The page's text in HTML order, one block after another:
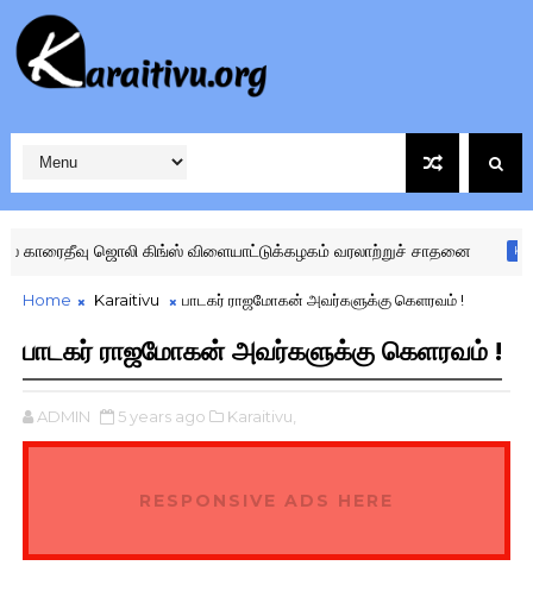
ஜொலி கிங்ஸ் விளையாட்டுக்கழகம் வரலாற்றுச் சாதனை
Home Karaitivu பாடகர் ராஜமோகன் அவர்களுக்கு கெளரவம் !
பாடகர் ராஜமோகன் அவர்களுக்கு கெளரவம் !
ADMIN 5 years ago Karaitivu,
RESPONSIVE ADS HERE